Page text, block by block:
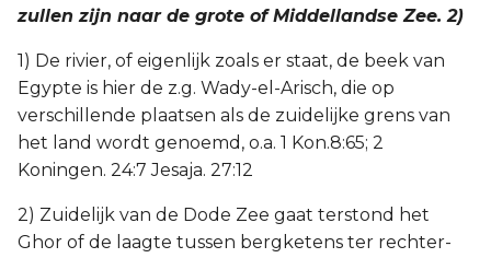
Openbaring
zullen zijn naar de grote of Middellandse Zee. 2)
1) De rivier, of eigenlijk zoals er staat, de beek van
Egypte is hier de z.g. Wady-el-Arisch, die op
verschillende plaatsen als de zuidelijke grens van
het land wordt genoemd, o.a. 1 Kon.8:65; 2
Koningen. 24:7 Jesaja. 27:12
2) Zuidelijk van de Dode Zee gaat terstond het
Ghor of de laagte tussen bergketens ter rechter-